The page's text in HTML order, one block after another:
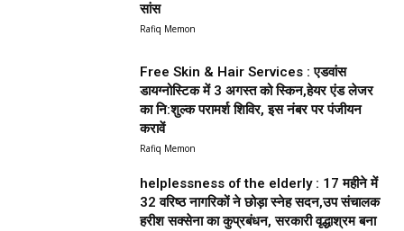
सांस
Rafiq Memon
Free Skin & Hair Services : एडवांस
डायग्नोस्टिक में 3 अगस्त को स्किन,हेयर एंड लेजर
का नि:शुल्क परामर्श शिविर, इस नंबर पर पंजीयन
करावें
Rafiq Memon
helplessness of the elderly : 17 महीने में
32 वरिष्ठ नागरिकों ने छोड़ा स्नेह सदन,उप संचालक
हरीश सक्सेना का कुप्रबंधन, सरकारी वृद्धाश्रम बना